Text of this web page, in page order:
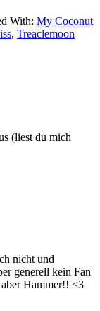
With: My Coconut
, Treaclemoon
(liest du mich
nicht und
generell kein Fan
Hammer!! <3